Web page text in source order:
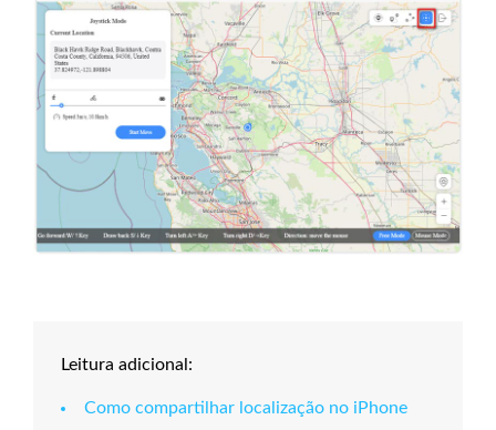
Leitura adicional:
Como compartilhar localização no iPhone